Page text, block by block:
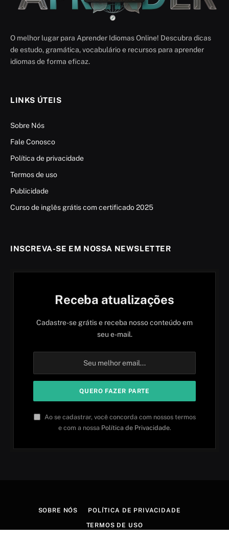
O melhor lugar para Aprender Idiomas Online! Descubra dicas
de estudo, gramática, vocabulário e recursos para aprender
idiomas de forma eficaz.
LINKS ÚTEIS
Sobre Nós
Fale Conosco
Política de privacidade
Termos de uso
Publicidade
Curso de inglês grátis com certificado 2025
INSCREVA-SE EM NOSSA NEWSLETTER
Receba atualizações
Cadastre-se grátis e receba nosso conteúdo em
seu e-mail.
Ao se cadastrar, você concorda com nossos termos
e com a nossa Política de Privacidade.
SOBRE NÓS POLÍTICA DE PRIVACIDADE
TERMOS DE USO